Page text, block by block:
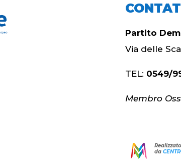
Partito
Via delle
TEL: 0549/
Membro
da